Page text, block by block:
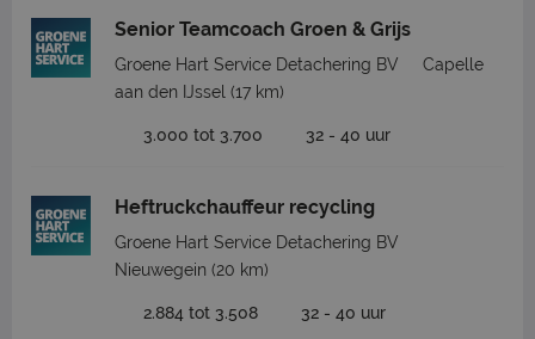
Senior Teamcoach Groen & Grijs
Groene Hart Service Detachering BV
Capelle
aan den IJssel (17 km)
3.000 tot 3.700 32 - 40 uur
Heftruckchauffeur recycling
Groene Hart Service Detachering BV
Nieuwegein (20 km)
2.884 tot 3.508 32 - 40 uur